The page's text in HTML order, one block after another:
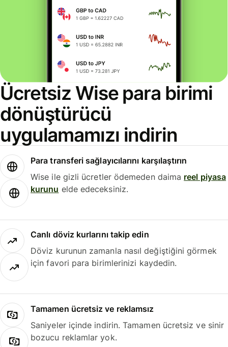
Ücretsiz Wise para birimi
dönüştürücü
uygulamamızı indirin
Para transferi sağlayıcılarını karşılaştırın
Wise ile gizli ücretler ödemeden daima reel piyasa
kurunu elde edeceksiniz.
Canlı döviz kurlarını takip edin
Döviz kurunun zamanla nasıl değiştiğini görmek
için favori para birimlerinizi kaydedin.
Tamamen ücretsiz ve reklamsız
Saniyeler içinde indirin. Tamamen ücretsiz ve sinir
bozucu reklamlar yok.